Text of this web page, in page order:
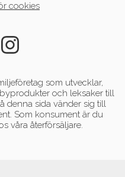
cookies
som utvecklar,
och leksaker till
denna sida vänder sig till
Som konsument är du
våra återförsäljare.